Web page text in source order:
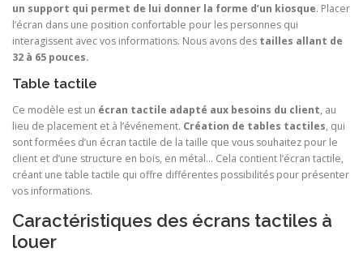
un support qui permet de lui donner la forme d’un kiosque. Placer
l’écran dans une position confortable pour les personnes qui
interagissent avec vos informations. Nous avons des tailles allant de
32 à 65 pouces.
Table tactile
Ce modèle est un écran tactile adapté aux besoins du client, au
lieu de placement et à l’événement. Création de tables tactiles, qui
sont formées d’un écran tactile de la taille que vous souhaitez pour le
client et d’une structure en bois, en métal… Cela contient l’écran tactile,
créant une table tactile qui offre différentes possibilités pour présenter
vos informations.
Caractéristiques des écrans tactiles à
louer